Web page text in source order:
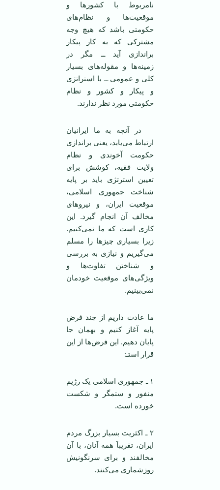
نامربوط با کشورها و
موقعیت‌ها و نظام‌های
حکومتی باشد که هیچ وجه
مشترکی که به کار پیکار
براندازی آید ــ مگر در
زمینه‌ها و مقوله‌های بسیار
کلی و عمومی ــ با استراتژی
و پیکار و کشور و نظام
حکومتی مورد نظر ندارند.
در آنچه به ما ایرانیان
ارتباط می‌يابد، یعنی براندازی
حکومت آخوندی و نظام
ولایت فقیه، کوشش برای
تعیین استرتژی باید بر پایه
شناخت جمهوری اسلامی،
موقعیت ایران، و نیروهای
مخالف آن انجام گیرد. این
کاری است که ما نمی‌کنیم.
زیرا بسیاری چیزها را مسلم
می‌گیریم و نیازی به بررسی
و شناختن تفاوت‌ها و
ویژگی‌های موقعیت خودمان
نمی‌بینیم.
ما عادت داریم از چند فرض
پایه آغاز کنیم و بهمان جا
پایان دهیم. این فرض‌ها از این
قرار استـ:
۱ ـ جمهوری اسلامی یک رژیم
منفور و ستمگر و شکست
خورده است.
۲ ـ اکثریت بسیار بزرگ مردم
ایران، تقریباَ همه آنان، با آن
مخالفند و برای سرنگونیش
روز‌شماری می‌کنند.